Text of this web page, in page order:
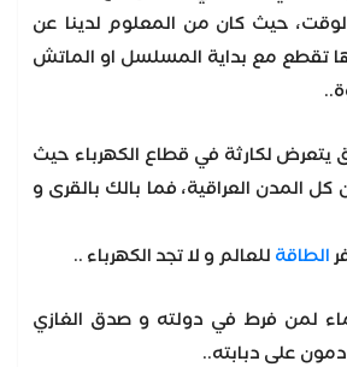
حيث كان من المعلوم لدينا عن
أنها تقطع مع بداية المسلسل او الماتش
يتعرض لكارثة في قطاع الكهرباء حيث
كل المدن العراقية، فما بالك بالقرى و
الطاقة للعالم و لا تجد الكهرباء ..
لمن فرط في دولته و صدق الغازي
على دبابته..